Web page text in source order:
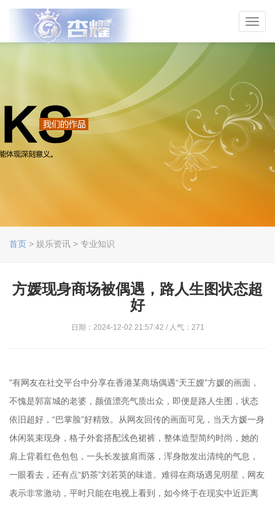
首页 > 娱乐资讯 > 专业知识
方媛现身商场被偶遇，路人生图状态超
好
日期：2024-12-02 21:57:42 / 人气：271
"有网友在社交平台中分享在香港某商场偶遇“天王嫂”方媛的画面，
不愧是郭富城的老婆，颜值漂亮气质出众，即便是路人生图，状态
依旧超好，“巴掌脸”好精致。从网友回传的画面可见，当天方媛一身
休闲装束现身，格子外套搭配浅色裙裤，整体造型简约时尚，她的
肩上背着红色包包，一头长发披肩而落，浑身散发出清纯的气息，
一眼看去，还有点“奶茶”刘若英的味道。难得在商场遇见明星，网友
表示非常激动，平时只能在电视上看到，如今终于在现实中近距离